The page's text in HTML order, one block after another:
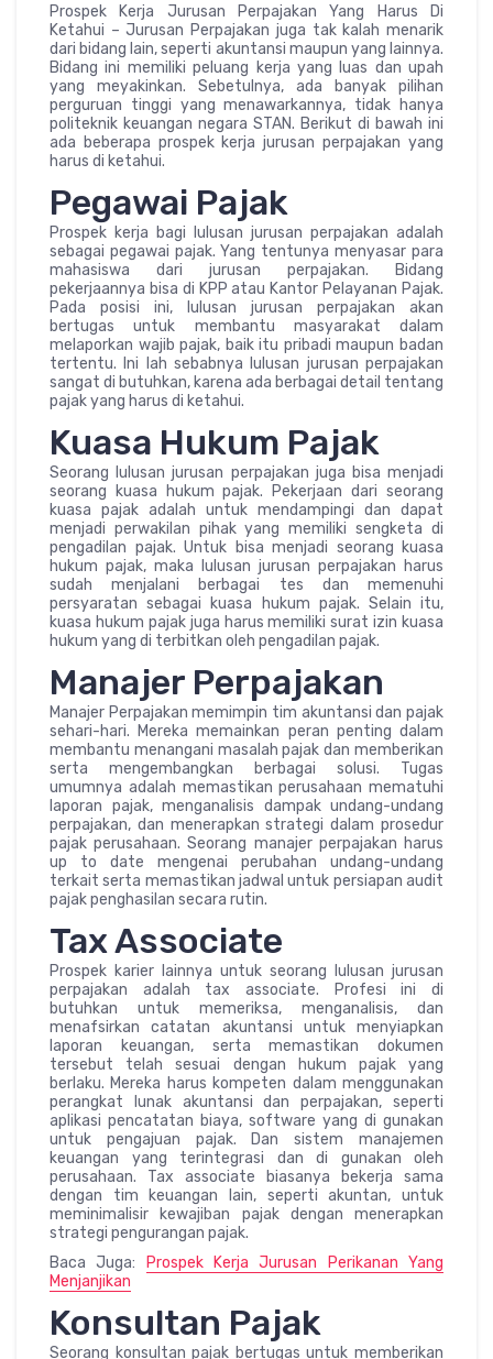
Prospek Kerja Jurusan Perpajakan Yang Harus Di
Ketahui – Jurusan Perpajakan juga tak kalah menarik
dari bidang lain, seperti akuntansi maupun yang lainnya.
Bidang ini memiliki peluang kerja yang luas dan upah
yang meyakinkan. Sebetulnya, ada banyak pilihan
perguruan tinggi yang menawarkannya, tidak hanya
politeknik keuangan negara STAN. Berikut di bawah ini
ada beberapa prospek kerja jurusan perpajakan yang
harus di ketahui.
Pegawai Pajak
Prospek kerja bagi lulusan jurusan perpajakan adalah
sebagai pegawai pajak. Yang tentunya menyasar para
mahasiswa dari jurusan perpajakan. Bidang
pekerjaannya bisa di KPP atau Kantor Pelayanan Pajak.
Pada posisi ini, lulusan jurusan perpajakan akan
bertugas untuk membantu masyarakat dalam
melaporkan wajib pajak, baik itu pribadi maupun badan
tertentu. Ini lah sebabnya lulusan jurusan perpajakan
sangat di butuhkan, karena ada berbagai detail tentang
pajak yang harus di ketahui.
Kuasa Hukum Pajak
Seorang lulusan jurusan perpajakan juga bisa menjadi
seorang kuasa hukum pajak. Pekerjaan dari seorang
kuasa pajak adalah untuk mendampingi dan dapat
menjadi perwakilan pihak yang memiliki sengketa di
pengadilan pajak. Untuk bisa menjadi seorang kuasa
hukum pajak, maka lulusan jurusan perpajakan harus
sudah menjalani berbagai tes dan memenuhi
persyaratan sebagai kuasa hukum pajak. Selain itu,
kuasa hukum pajak juga harus memiliki surat izin kuasa
hukum yang di terbitkan oleh pengadilan pajak.
Manajer Perpajakan
Manajer Perpajakan memimpin tim akuntansi dan pajak
sehari-hari. Mereka memainkan peran penting dalam
membantu menangani masalah pajak dan memberikan
serta mengembangkan berbagai solusi. Tugas
umumnya adalah memastikan perusahaan mematuhi
laporan pajak, menganalisis dampak undang-undang
perpajakan, dan menerapkan strategi dalam prosedur
pajak perusahaan. Seorang manajer perpajakan harus
up to date mengenai perubahan undang-undang
terkait serta memastikan jadwal untuk persiapan audit
pajak penghasilan secara rutin.
Tax Associate
Prospek karier lainnya untuk seorang lulusan jurusan
perpajakan adalah tax associate. Profesi ini di
butuhkan untuk memeriksa, menganalisis, dan
menafsirkan catatan akuntansi untuk menyiapkan
laporan keuangan, serta memastikan dokumen
tersebut telah sesuai dengan hukum pajak yang
berlaku. Mereka harus kompeten dalam menggunakan
perangkat lunak akuntansi dan perpajakan, seperti
aplikasi pencatatan biaya, software yang di gunakan
untuk pengajuan pajak. Dan sistem manajemen
keuangan yang terintegrasi dan di gunakan oleh
perusahaan. Tax associate biasanya bekerja sama
dengan tim keuangan lain, seperti akuntan, untuk
meminimalisir kewajiban pajak dengan menerapkan
strategi pengurangan pajak.
Baca Juga:
Prospek Kerja Jurusan Perikanan Yang
Menjanjikan
Konsultan Pajak
Seorang konsultan pajak bertugas untuk memberikan